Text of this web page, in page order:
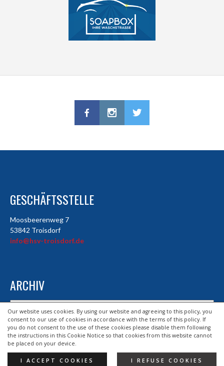
Our website uses cookies. By using our website and agreeing to this policy, you
consent to our use of cookies in accordance with the terms of this policy. If
you do not consent to the use of these cookies please disable them following
the instructions in this Cookie Notice so that cookies from this website cannot
be placed on your device.
I ACCEPT COOKIES I REFUSE COOKIES
GESCHÄFTSSTELLE
Moosbeerenweg 7
53842 Troisdorf
info@hsv-troisdorf.de
ARCHIV
Archiv
© 2026 HSV TROISDORF E.V.
DESIGND BY HSV TROISDORF E.V.